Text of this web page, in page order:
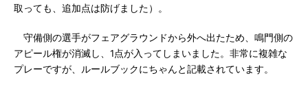
取っても、追加点は防げました）。
守備側の選手がフェアグラウンドから外へ出たため、鳴門側の
アピール権が消滅し、1点が入ってしまいました。非常に複雑な
プレーですが、ルールブックにちゃんと記載されています。